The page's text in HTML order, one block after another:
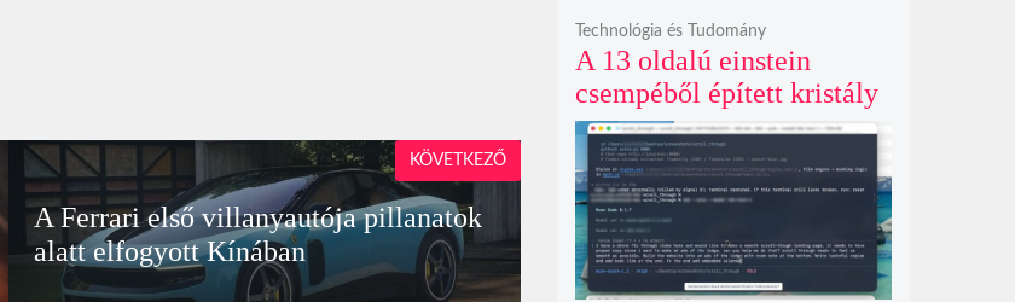
A Ferrari első villanyautója pillanatok
alatt elfogyott Kínában
KÖVETKEZŐ
A 13 oldalú einstein
csempéből épített kristály
példátlanul forgó
csillagmintát vetít a fény
polarizációjától függően
Technológia és Tudomány